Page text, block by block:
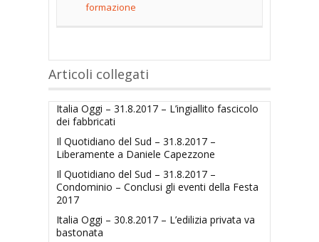
formazione
Articoli collegati
Italia Oggi – 31.8.2017 – L’ingiallito fascicolo
dei fabbricati
Il Quotidiano del Sud – 31.8.2017 –
Liberamente a Daniele Capezzone
Il Quotidiano del Sud – 31.8.2017 –
Condominio – Conclusi gli eventi della Festa
2017
Italia Oggi – 30.8.2017 – L’edilizia privata va
bastonata